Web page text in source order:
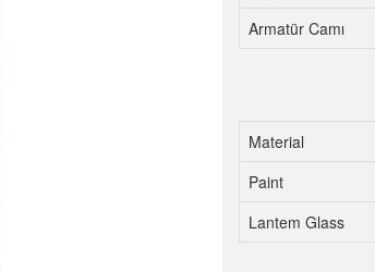
Armatür Camı
Material
Paint
Lantem Glass